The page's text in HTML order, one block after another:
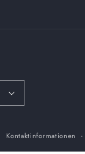
Kontaktinformationen